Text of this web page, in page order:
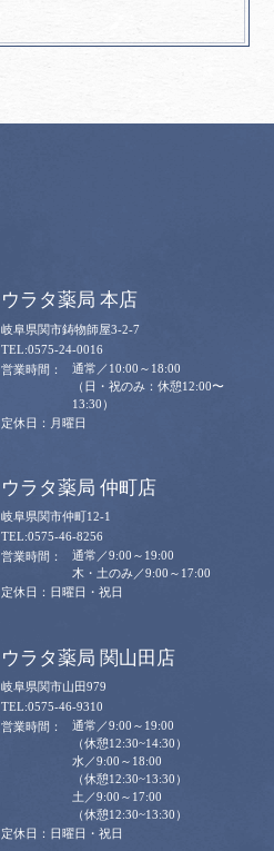
ウラタ薬局 本店
岐阜県関市鋳物師屋3-2-7
0575-24-0016
通常／10:00～18:00
（日・祝のみ：休憩12:00〜
13:30）
月曜日
ウラタ薬局 仲町店
岐阜県関市仲町12-1
0575-46-8256
通常／9:00～19:00
木・土のみ／9:00～17:00
日曜日・祝日
ウラタ薬局 関山田店
岐阜県関市山田979
0575-46-9310
通常／9:00～19:00
（休憩12:30~14:30）
水／9:00～18:00
（休憩12:30~13:30）
土／9:00～17:00
（休憩12:30~13:30）
日曜日・祝日